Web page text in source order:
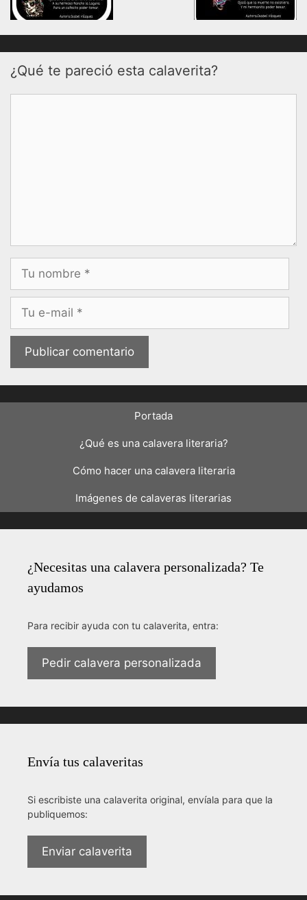
¿Qué te pareció esta calaverita?
electrónico
Portada
¿Qué es una calavera literaria?
Cómo hacer una calavera literaria
Imágenes de calaveras literarias
¿Necesitas una calavera personalizada? Te
ayudamos
Para recibir ayuda con tu calaverita, entra:
Pedir calavera personalizada
Envía tus calaveritas
Si escribiste una calaverita original, envíala para que la
publiquemos:
Enviar calaverita